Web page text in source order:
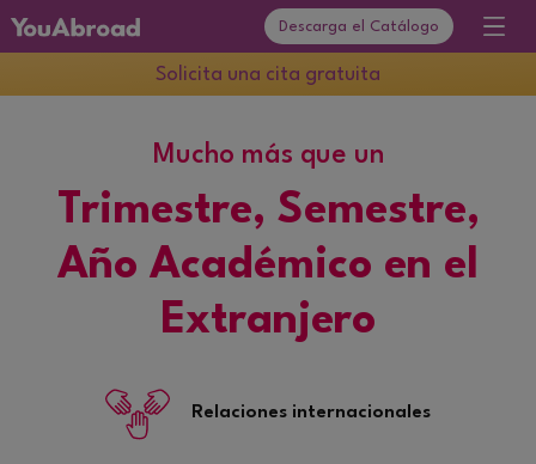
Descarga el Catálogo
Solicita una cita gratuita
Mucho más que un
Trimestre, Semestre,
Año Académico en el
Extranjero
Interculturalidad